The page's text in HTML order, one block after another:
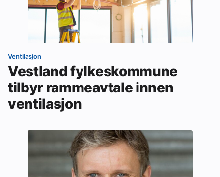
Ventilasjon
Vestland fylkeskommune
tilbyr rammeavtale innen
ventilasjon